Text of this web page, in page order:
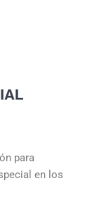
para
en los